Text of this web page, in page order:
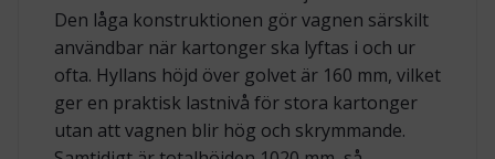
Den låga konstruktionen gör vagnen särskilt
användbar när kartonger ska lyftas i och ur
ofta. Hyllans höjd över golvet är 160 mm, vilket
ger en praktisk lastnivå för stora kartonger
utan att vagnen blir hög och skrymmande.